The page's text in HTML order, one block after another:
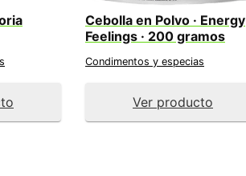
Cebolla en Polvo · Energy
Feelings · 200 gramos
Condimentos y especias
Ver producto